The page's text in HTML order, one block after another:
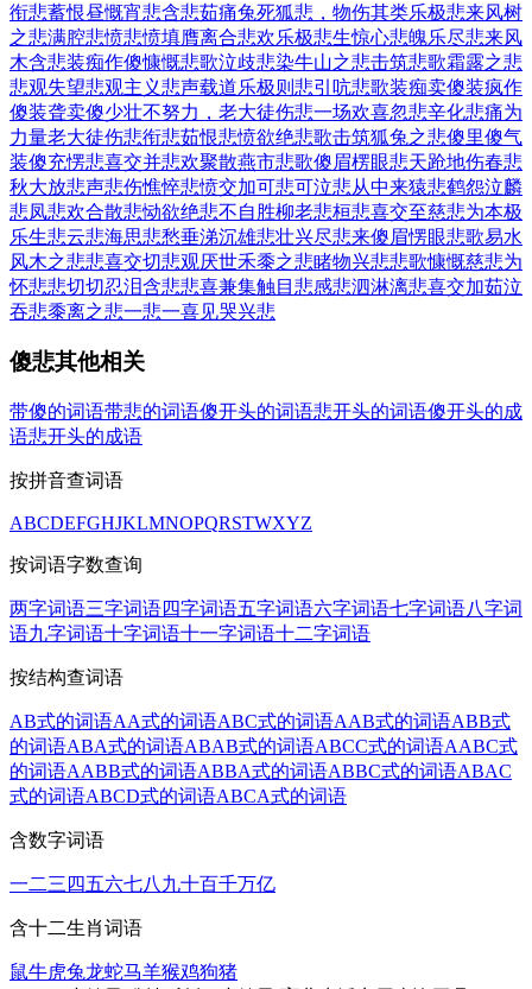
衔悲蓄恨昼慨宵悲含悲茹痛兔死狐悲，物伤其类乐极悲来风树
之悲满腔悲愤悲愤填膺离合悲欢乐极悲生惊心悲魄乐尽悲来风
木含悲装痴作傻慷慨悲歌泣歧悲染牛山之悲击筑悲歌霜露之悲
悲观失望悲观主义悲声载道乐极则悲引吭悲歌装痴卖傻装疯作
傻装聋卖傻少壮不努力，老大徒伤悲一场欢喜忽悲辛化悲痛为
力量老大徒伤悲衔悲茹恨悲愤欲绝悲歌击筑狐兔之悲傻里傻气
装傻充愣悲喜交并悲欢聚散燕市悲歌傻眉楞眼悲天跄地伤春悲
秋大放悲声悲伤憔悴悲愤交加可悲可泣悲从中来猿悲鹤怨泣麟
悲凤悲欢合散悲恸欲绝悲不自胜柳老悲桓悲喜交至慈悲为本极
乐生悲云悲海思悲愁垂涕沉雄悲壮兴尽悲来傻眉愣眼悲歌易水
风木之悲悲喜交切悲观厌世禾黍之悲睹物兴悲悲歌慷慨慈悲为
怀悲悲切切忍泪含悲悲喜兼集触目悲感悲泗淋漓悲喜交加茹泣
吞悲黍离之悲一悲一喜见哭兴悲
傻悲其他相关
带傻的词语带悲的词语傻开头的词语悲开头的词语傻开头的成
语悲开头的成语
按拼音查词语
ABCDEFGHJKLMNOPQRSTWXYZ
按词语字数查询
两字词语三字词语四字词语五字词语六字词语七字词语八字词
语九字词语十字词语十一字词语十二字词语
按结构查词语
AB式的词语AA式的词语ABC式的词语AAB式的词语ABB式
的词语ABA式的词语ABAB式的词语ABCC式的词语AABC式
的词语AABB式的词语ABBA式的词语ABBC式的词语ABAC
式的词语ABCD式的词语ABCA式的词语
含数字词语
一二三 四五六七八 九十百千万亿
含十二生肖词语
鼠牛虎兔龙蛇马羊猴鸡狗猪